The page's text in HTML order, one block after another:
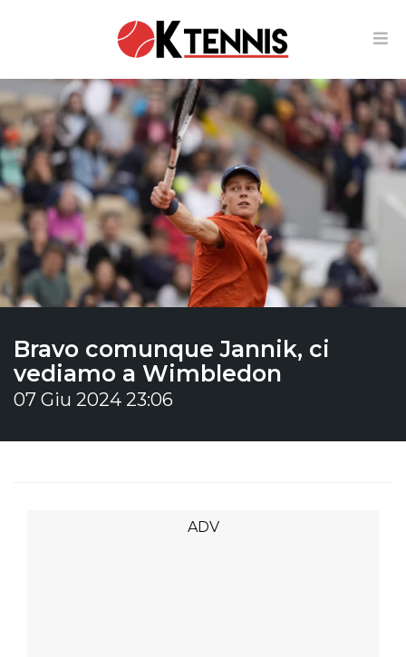
Bravo comunque Jannik, ci
vediamo a Wimbledon
07 Giu 2024 23:06